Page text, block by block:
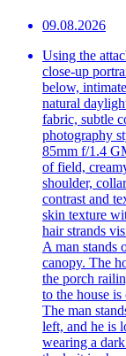
09.08.2026
Using the
close-up
below,
natural
fabric, subtle
photography
85mm f/1.4
of field,
shoulder,
contrast and
skin texture
hair strands
A man stands
canopy. The
the porch
to the house
The man
left, and he is
wearing a